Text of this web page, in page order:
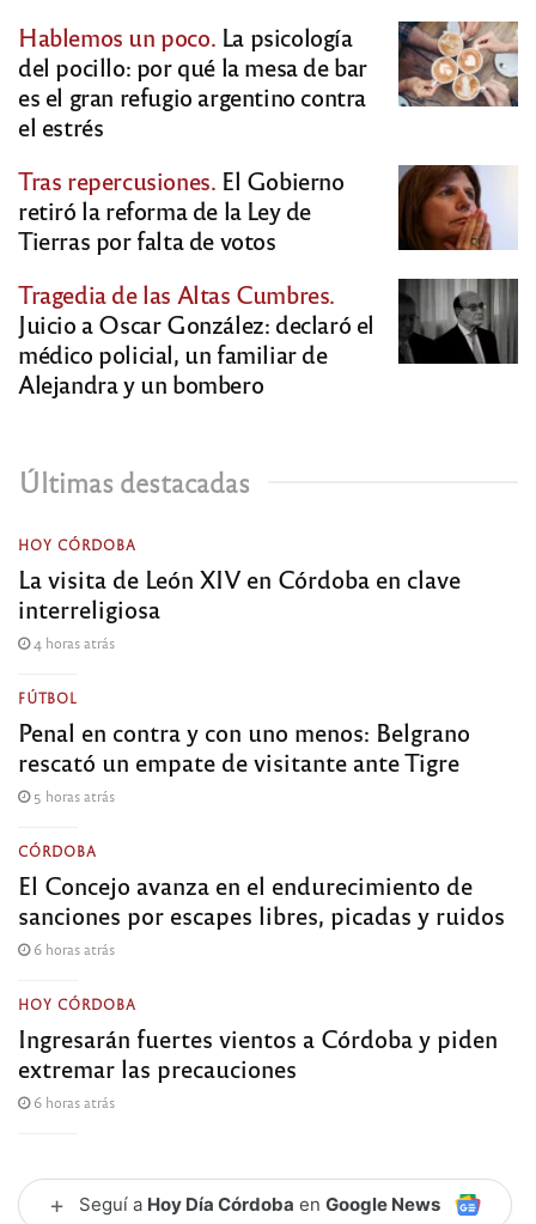
Hablemos un poco. La psicología
del pocillo: por qué la mesa de bar
es el gran refugio argentino contra
el estrés
Tras repercusiones. El Gobierno
retiró la reforma de la Ley de
Tierras por falta de votos
Tragedia de las Altas Cumbres.
Juicio a Oscar González: declaró el
médico policial, un familiar de
Alejandra y un bombero
Últimas destacadas
HOY CÓRDOBA
La visita de León XIV en Córdoba en clave
interreligiosa
4 horas atrás
FÚTBOL
Penal en contra y con uno menos: Belgrano
rescató un empate de visitante ante Tigre
5 horas atrás
CÓRDOBA
El Concejo avanza en el endurecimiento de
sanciones por escapes libres, picadas y ruidos
6 horas atrás
HOY CÓRDOBA
Ingresarán fuertes vientos a Córdoba y piden
extremar las precauciones
6 horas atrás
+ Seguí a Hoy Día Córdoba en Google News